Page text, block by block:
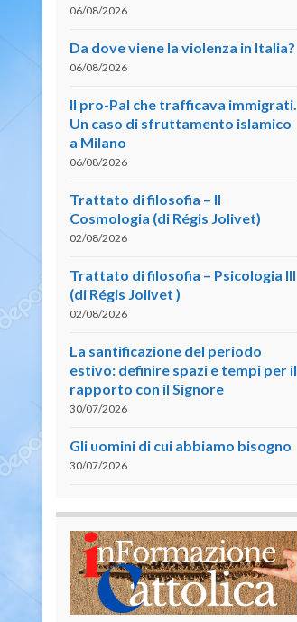
06/08/2026
Da dove viene la violenza in Italia?
06/08/2026
Il pro-Pal che trafficava immigrati.
Un caso di sfruttamento islamico
a Milano
06/08/2026
Trattato di filosofia – II
Cosmologia (di Régis Jolivet)
02/08/2026
Trattato di filosofia – Psicologia III
(di Régis Jolivet )
02/08/2026
La santificazione del periodo
estivo: definire spazi e tempi per il
rapporto con il Signore
30/07/2026
Gli uomini di cui abbiamo bisogno
30/07/2026